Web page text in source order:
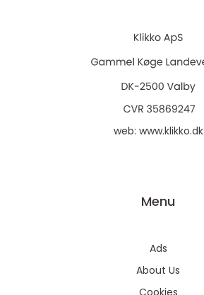
web: www.klikko.dk
Menu
Ads
About Us
Cookies